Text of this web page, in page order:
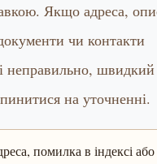
Якщо адреса,
чи контакти
неправильно, швидкий
на уточненні.
помилка в індексі або